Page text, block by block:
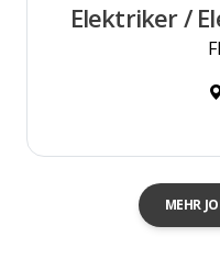
Elektriker /
MEHR